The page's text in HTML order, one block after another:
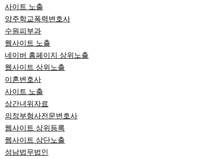
사이트 노출
양주학교폭력변호사
수원피부과
웹사이트 노출
네이버 홈페이지 상위노출
웹사이트 상위노출
이혼변호사
사이트 노출
상간녀위자료
의정부형사전문변호사
웹사이트 상위등록
웹사이트 상단노출
성남법무법인